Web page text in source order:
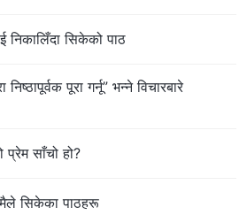
निकालिँदा सिकेको पाठ
पूरा गर्नू” भन्ने विचारबारे
प्रेम साँचो हो?
मैले सिकेका पाठहरू